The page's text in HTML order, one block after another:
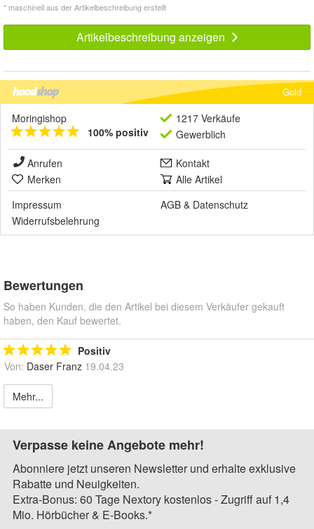
* maschinell aus der Artikelbeschreibung erstellt
Artikelbeschreibung anzeigen
Gold
Moringishop
100% positiv
1217 Verkäufe
Gewerblich
Anrufen
Kontakt
Merken
Alle Artikel
Impressum
AGB & Datenschutz
Widerrufsbelehrung
Bewertungen
So haben Kunden, die den Artikel bei diesem Verkäufer gekauft
haben, den Kauf bewertet.
Positiv
Von: Daser Franz 19.04.23
Mehr...
Verpasse keine Angebote mehr!
Abonniere jetzt unseren Newsletter und erhalte exklusive
Rabatte und Neuigkeiten.
Extra-Bonus: 60 Tage Nextory kostenlos - Zugriff auf 1,4
Mio. Hörbücher & E-Books.*